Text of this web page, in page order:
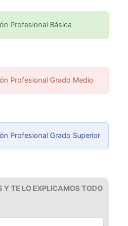
Profesional Básica
Profesional Grado Medio
Profesional Grado Superior
Y TE LO EXPLICAMOS TODO